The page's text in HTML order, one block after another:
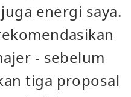
energi saya.
- sebelum
tiga proposal